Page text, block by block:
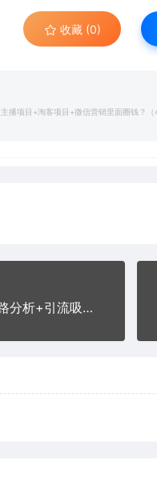
收藏 (0)
播项目+淘客项目+微信营销里面圈钱？（
【勇锶1195期】撩妹社群赚钱玩法 思路分析+引流吸粉+变现渠道